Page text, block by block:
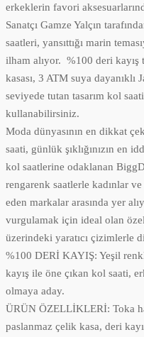
erkeklerin favori
Sanatçı Gamze Yalçın
saatleri, yansıttığı marin
ilham alıyor. %100 deri kayış
kasası, 3 ATM suya
seviyede tutan tasarım kol
kullanabilirsiniz.
Moda dünyasının en dikkat
saati, günlük şıklığınızın en
kol saatlerine odaklanan
rengarenk saatlerle kadınlar
eden markalar arasında yer
vurgulamak için ideal olan
üzerindeki yaratıcı çizimlerle
%100 DERİ KAYIŞ: Yeşil
kayış ile öne çıkan kol saati,
olmaya aday.
ÜRÜN ÖZELLİKLERİ: Toka
paslanmaz çelik kasa, deri